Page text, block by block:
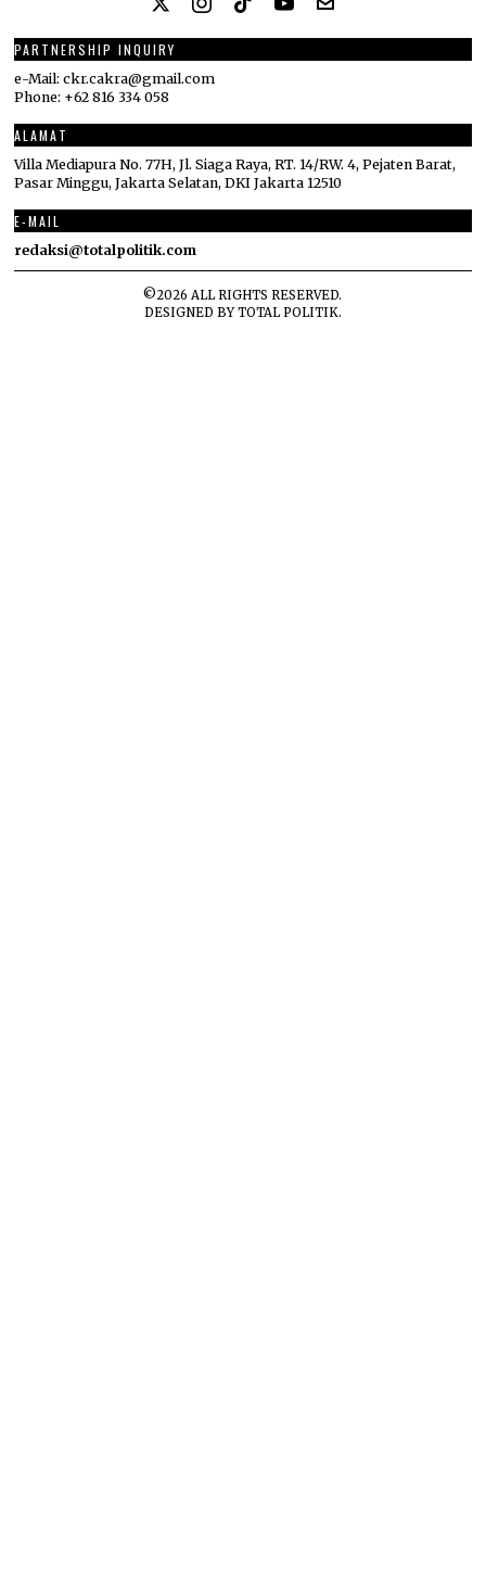
PARTNERSHIP INQUIRY
e-Mail: ckr.cakra@gmail.com
Phone: +62 816 334 058
ALAMAT
Villa Mediapura No. 77H, Jl. Siaga Raya, RT. 14/RW. 4, Pejaten Barat,
Pasar Minggu, Jakarta Selatan, DKI Jakarta 12510
E-MAIL
redaksi@totalpolitik.com
©2026 ALL RIGHTS RESERVED.
DESIGNED BYTOTAL POLITIK.